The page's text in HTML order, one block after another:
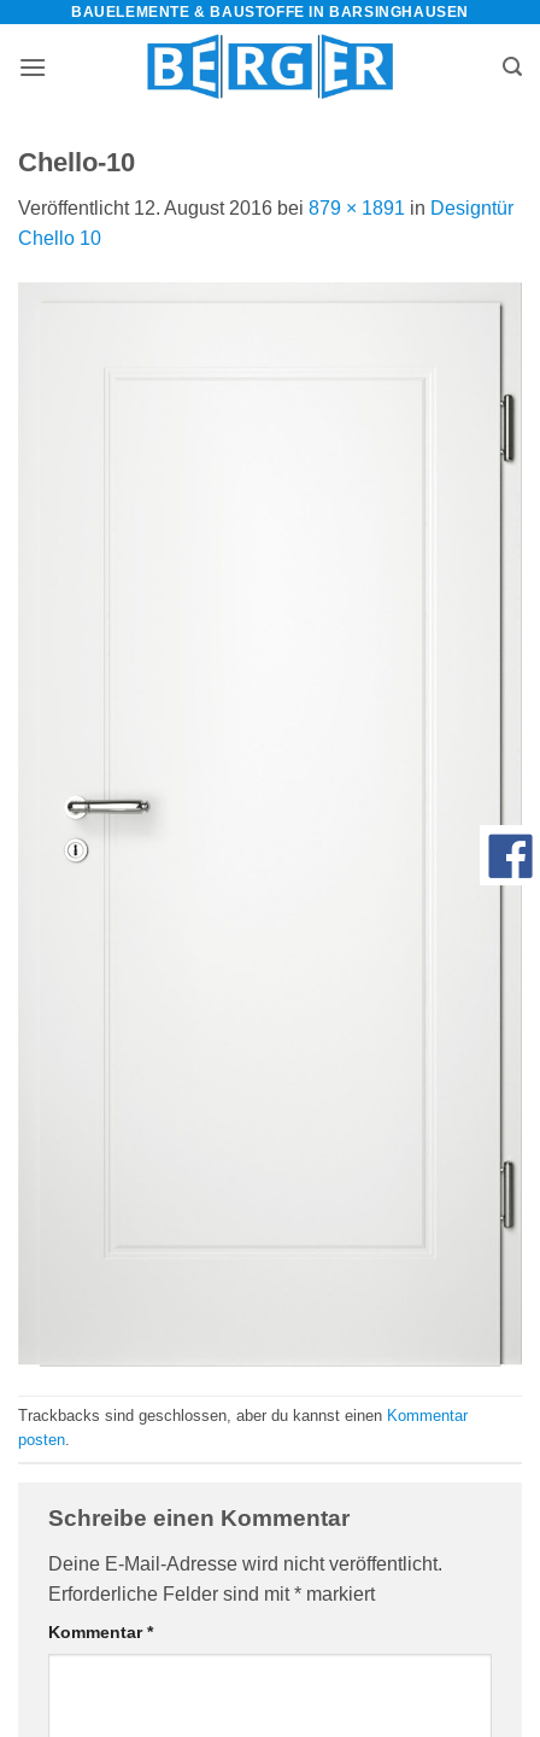
springen
BAUELEMENTE & BAUSTOFFE IN BARSINGHAUSEN
Chello-10
Veröffentlicht 12. August 2016 bei 879 × 1891 in Designtür
Chello 10
Trackbacks sind geschlossen, aber du kannst einen Kommentar
posten.
Schreibe einen Kommentar
Deine E-Mail-Adresse wird nicht veröffentlicht.
Erforderliche Felder sind mit* markiert
Kommentar*